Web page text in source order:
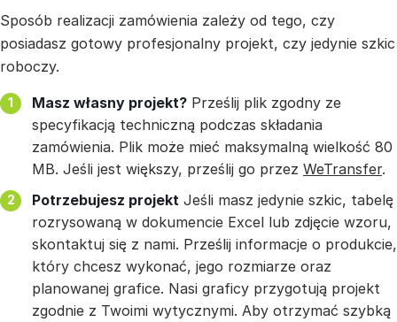
Sposób realizacji zamówienia zależy od tego, czy
posiadasz gotowy profesjonalny projekt, czy jedynie szkic
roboczy.
Masz własny projekt? Prześlij plik zgodny ze
specyfikacją techniczną podczas składania
zamówienia. Plik może mieć maksymalną wielkość 80
MB. Jeśli jest większy, prześlij go przez WeTransfer.
Potrzebujesz projekt Jeśli masz jedynie szkic, tabelę
rozrysowaną w dokumencie Excel lub zdjęcie wzoru,
skontaktuj się z nami. Prześlij informacje o produkcie,
który chcesz wykonać, jego rozmiarze oraz
planowanej grafice. Nasi graficy przygotują projekt
zgodnie z Twoimi wytycznymi. Aby otrzymać szybką